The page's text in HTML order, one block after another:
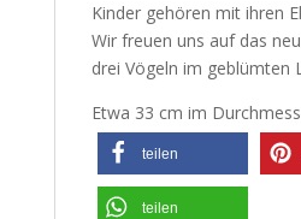
Kinder gehören mit ihren
Wir freuen uns auf das
drei Vögeln im geblümten
Etwa 33 cm im
teilen
teilen